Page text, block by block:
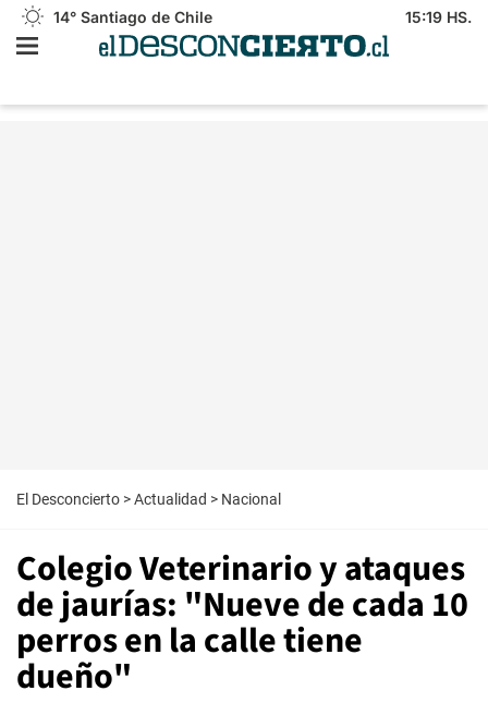
14° Santiago de Chile 15:19 HS.
El Desconcierto >Actualidad > Nacional
Colegio Veterinario y ataques
de jaurías: "Nueve de cada 10
perros en la calle tiene
dueño"